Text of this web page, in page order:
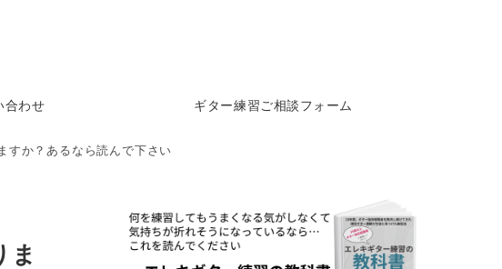
合わせ ギター練習ご相談フォーム
すか？あるなら読んで下さい
ま